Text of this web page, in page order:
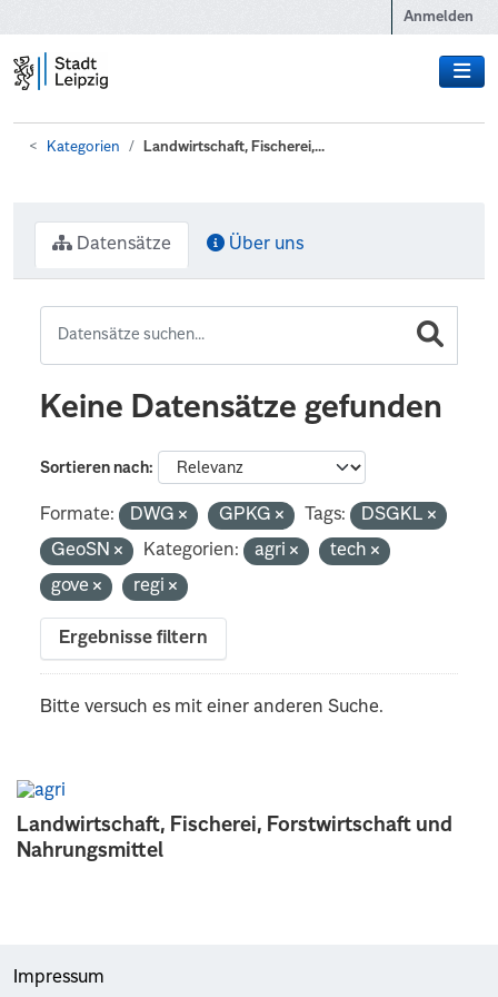
Anmelden
Kategorien Landwirtschaft, Fischerei,...
Landwirtschaft, Fischerei, Forstwirtschaft und
Nahrungsmittel
Datensätze Über uns
Keine Datensätze gefunden
Sortieren nach
Formate: DWG GPKG Tags:
DSGKL
GeoSN
Kategorien: agri
tech
gove
regi
Ergebnisse filtern
Bitte versuch es mit einer anderen Suche.
Impressum